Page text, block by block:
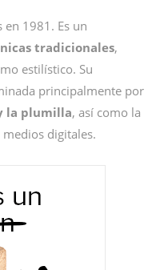
en 1981. Es un
tradicionales,
estilístico. Su
principalmente por
la plumilla, así como la
digitales.